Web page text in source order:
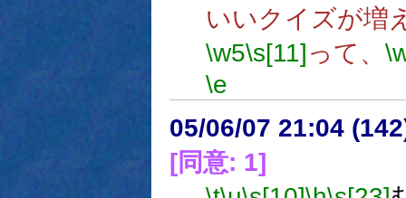
いいクイズが増
\w5\s[11] って、
\e
05/06/07 21:04
[同意: 1]